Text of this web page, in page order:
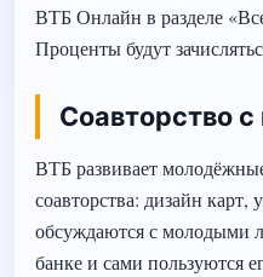
ВТБ Онлайн в разделе
Проценты будут
Соавторство
ВТБ развивает
соавторства: дизайн карт,
обсуждаются с молодыми
банке и сами пользуются